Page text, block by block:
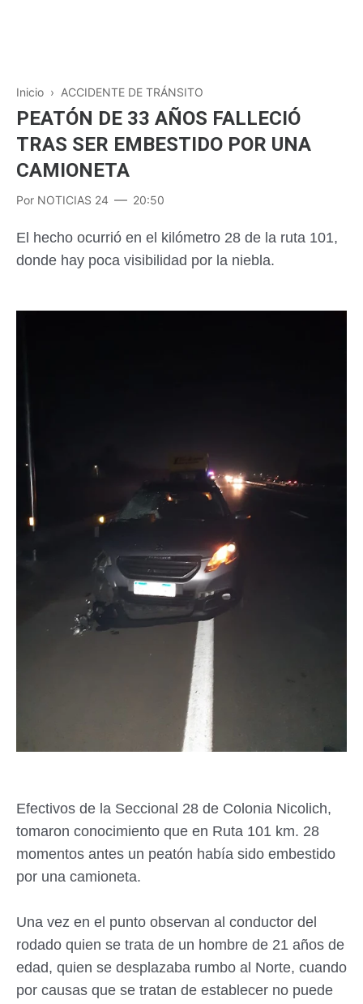
Inicio › ACCIDENTE DE TRÁNSITO
PEATÓN DE 33 AÑOS FALLECIÓ
TRAS SER EMBESTIDO POR UNA
CAMIONETA
Por NOTICIAS 24 20:50
El hecho ocurrió en el kilómetro 28 de la ruta 101,
donde hay poca visibilidad por la niebla.
Efectivos de la Seccional 28 de Colonia Nicolich,
tomaron conocimiento que en Ruta 101 km. 28
momentos antes un peatón había sido embestido
por una camioneta.
Una vez en el punto observan al conductor del
rodado quien se trata de un hombre de 21 años de
edad, quien se desplazaba rumbo al Norte, cuando
por causas que se tratan de establecer no puede